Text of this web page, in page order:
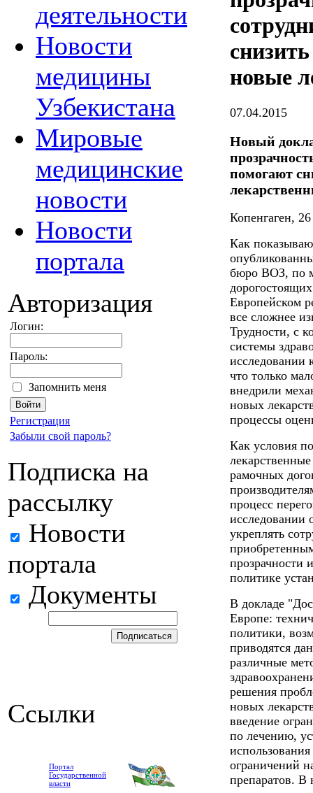
деятельности
Новости
медицины
Узбекистана
Мировые
медицинские
новости
Новости
портала
Авторизация
Логин:
Пароль:
Запомнить меня
Регистрация
Забыли свой пароль?
Подписка на
рассылку
Новости
портала
Документы
Ссылки
Портал
Государственной
власти
новые
07.04.2015
Новый
помогают
Копенгаген,
Как
бюро ВОЗ, по
Европейском
все сложнее
Трудности, с
системы
исследовании
что только
внедрили
новых
процессы
Как условия
рамочных
процесс
исследовании
укреплять
прозрачности
политике
В докладе
Европе:
политики,
приводятся
различные
решения
новых
введение
по лечению,
ограничений
препаратов. В